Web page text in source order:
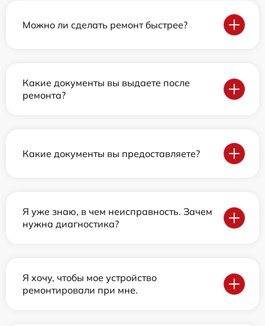
Можно ли сделать ремонт быстрее?
Какие документы вы выдаете после
ремонта?
Какие документы вы предоставляете?
Я уже знаю, в чем неисправность. Зачем
нужна диагностика?
Я хочу, чтобы мое устройство
ремонтировали при мне.